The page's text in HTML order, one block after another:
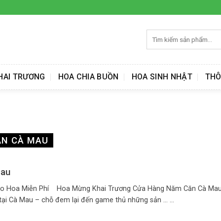
kiếm:
TRƯƠNG HOA CHIA BUỒN HOA SINH NHẬT
CÀ MAU
Hoa Miễn Phí Hoa Mừng Khai Trương Cửa Hàng Năm Căn Cà
Cà Mau – chỗ đem lại đến game thủ những sản ... ...